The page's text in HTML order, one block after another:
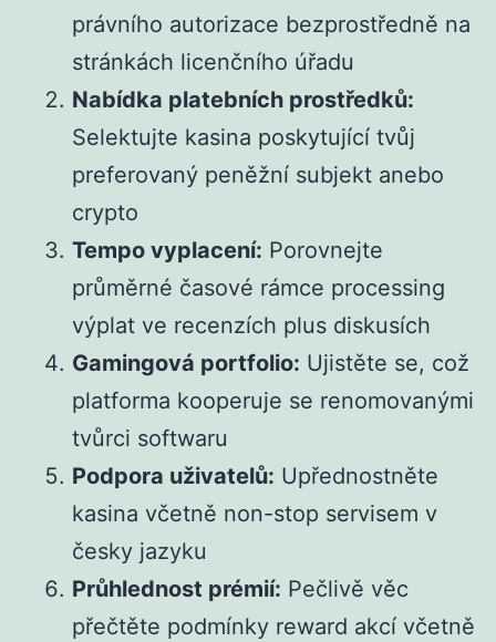
právního autorizace bezprostředně na
stránkách licenčního úřadu
Nabídka platebních prostředků:
Selektujte kasina poskytující tvůj
preferovaný peněžní subjekt anebo
crypto
Tempo vyplacení: Porovnejte
průměrné časové rámce processing
výplat ve recenzích plus diskusích
Gamingová portfolio: Ujistěte se, což
platforma kooperuje se renomovanými
tvůrci softwaru
Podpora uživatelů: Upřednostněte
kasina včetně non-stop servisem v
česky jazyku
Průhlednost prémií: Pečlivě věc
přečtěte podmínky reward akcí včetně